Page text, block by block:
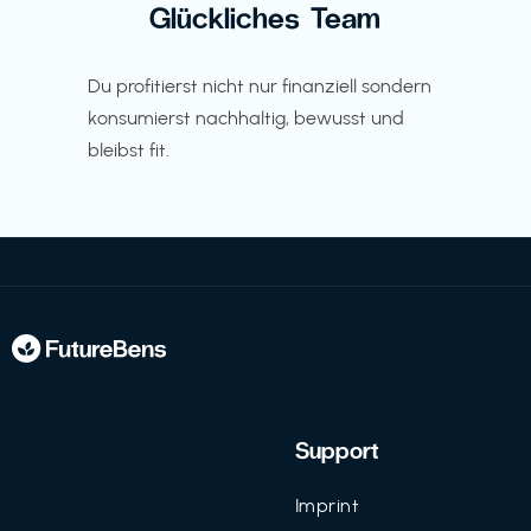
Glückliches Team
Du profitierst nicht nur finanziell sondern
konsumierst nachhaltig, bewusst und
bleibst fit.
Support
Imprint